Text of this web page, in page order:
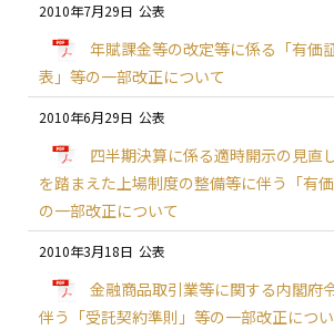
2010年7月29日
年賦課金等の改定等に係る「有価
表」等の一部改正について
2010年6月29日
四半期決算に係る適時開示の見直
を踏まえた上場制度の整備等に伴う「有
の一部改正について
2010年3月18日
金融商品取引業等に関する内閣府
伴う「受託契約準則」等の一部改正につ